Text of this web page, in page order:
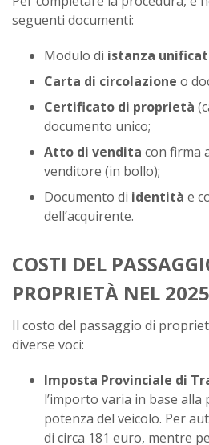
seguenti documenti:
Modulo di istanza
Carta di circolazione o
Certificato di proprietà
documento unico;
Atto di vendita con firma
venditore (in bollo);
Documento di identità e
dell’acquirente.
COSTI DEL
PROPRIETÀ NEL 2025
Il costo del passaggio di
diverse voci:
Imposta Provinciale di
l’importo varia in base alla
potenza del veicolo. Per
di circa 181 euro, mentre